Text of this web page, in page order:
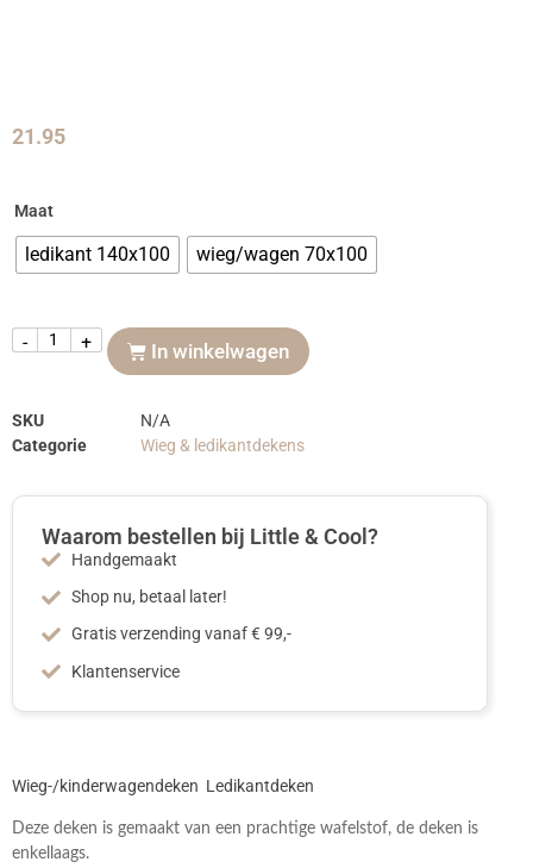
21.95
Maat
ledikant 140x100 wieg/wagen 70x100
- + In winkelwagen
SKU
N/A
Categorie
Wieg & ledikantdekens
Waarom bestellen bij Little & Cool?
Handgemaakt
Shop nu, betaal later!
Gratis verzending vanaf € 99,-
Klantenservice
Wieg-/kinderwagendeken Ledikantdeken
Deze deken is gemaakt van een prachtige wafelstof, de deken is
enkellaags.